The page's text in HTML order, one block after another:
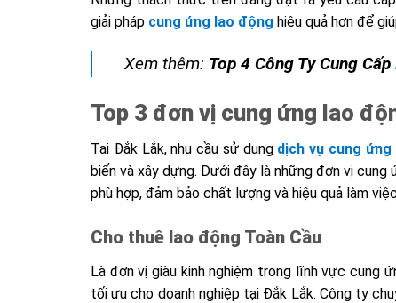
giải pháp cung ứng lao động hiệu quả hơn để
Xem thêm: Top 4 Công Ty Cung Cấp
Top 3 đơn vị cung ứng lao
Tại Đắk Lắk, nhu cầu sử dụng dịch vụ cung
biến và xây dựng. Dưới đây là những đơn vị
phù hợp, đảm bảo chất lượng và hiệu quả làm
Cho thuê lao động Toàn Cầu
Là đơn vị giàu kinh nghiệm trong lĩnh vực cung
tối ưu cho doanh nghiệp tại Đắk Lắk. Công ty